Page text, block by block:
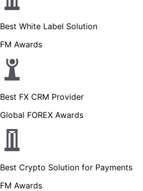
Best White Label Solution
FM Awards
Best FX CRM Provider
Global FOREX Awards
Best Crypto Solution for Payments
FM Awards